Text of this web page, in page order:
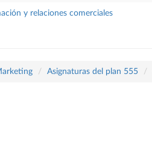
y relaciones comerciales
Asignaturas del plan 555